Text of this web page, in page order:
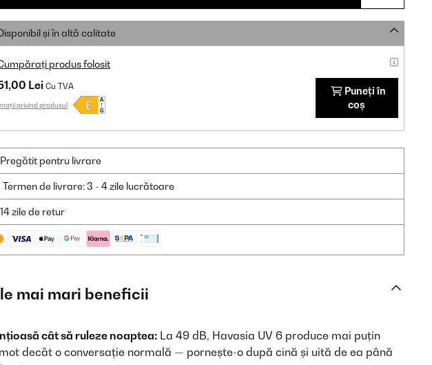
și în altă calitate
produs folosit
Lei Cu TVA
privind produsul
Puneți în
coș
Pregătit pentru livrare
Termen de livrare: 3 - 4 zile lucrătoare
14 zile de retur
mai mari beneficii
cât să ruleze noaptea: La 49 dB, Havasia UV 6 produce mai puțin
decât o conversație normală — pornește-o după cină și uită de ea până